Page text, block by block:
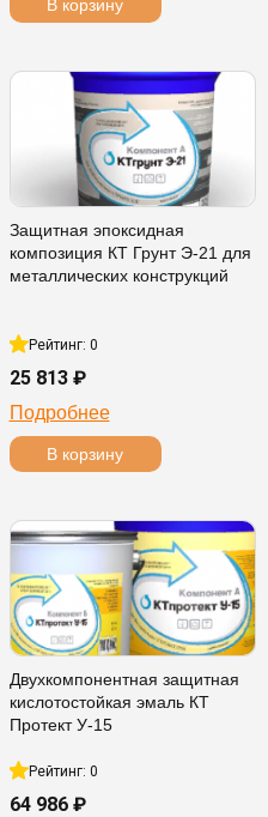
В корзину
Защитная эпоксидная
композиция КТ Грунт Э-21 для
металлических конструкций
Рейтинг: 0
25 813 ₽
Подробнее
В корзину
Двухкомпонентная защитная
кислотостойкая эмаль КТ
Протект У-15
Рейтинг: 0
64 986 ₽